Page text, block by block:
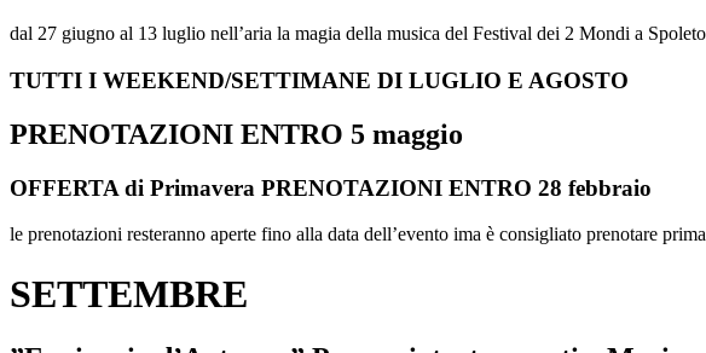
dal 27 giugno al 13 luglio nell’aria la magia della musica del Festival dei 2 Mondi a
TUTTI I WEEKEND/SETTIMANE DI LUGLIO E AGOSTO
PRENOTAZIONI ENTRO 5 maggio
OFFERTA di Primavera PRENOTAZIONI ENTRO 28 febbraio
le prenotazioni resteranno aperte fino alla data dell’evento ima è consigliato prenotare
SETTEMBRE